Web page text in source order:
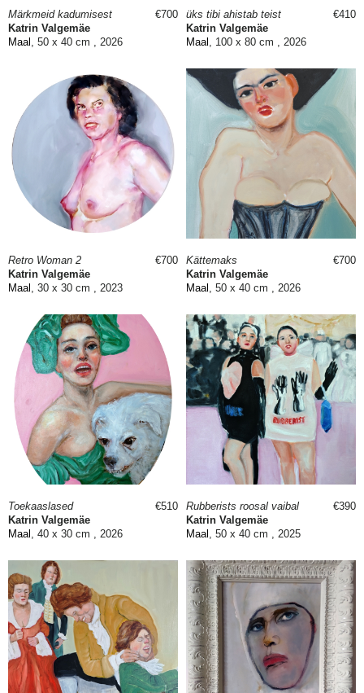
Märkmeid kadumisest
Katrin Valgemäe
Maal , 50 x 40 cm , 2026
€700
üks tibi ahistab teist
Katrin Valgemäe
Maal , 100 x 80 cm , 2026
€410
Retro Woman 2
Katrin Valgemäe
Maal , 30 x 30 cm , 2023
€700
Kättemaks
Katrin Valgemäe
Maal , 50 x 40 cm , 2026
€700
Toekaaslased
Katrin Valgemäe
Maal , 40 x 30 cm , 2026
€510
Rubberists roosal vaibal
Katrin Valgemäe
Maal , 50 x 40 cm , 2025
€390